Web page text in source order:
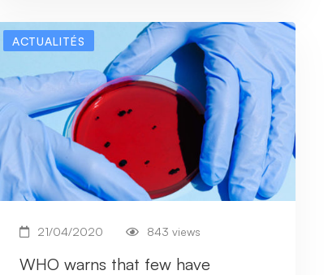
ACTUALITÉS
21/04/2020 843 views
WHO warns that few have